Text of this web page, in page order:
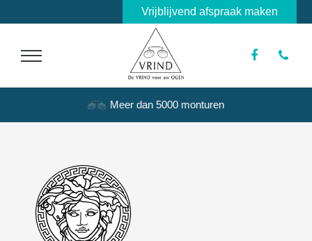
Meer dan 5000 monturen
Vrijblijvend afspraak maken